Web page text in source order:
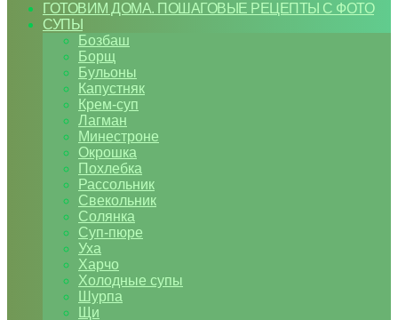
ГОТОВИМ ДОМА. ПОШАГОВЫЕ РЕЦЕПТЫ С ФОТО
СУПЫ
Бозбаш
Борщ
Бульоны
Капустняк
Крем-суп
Лагман
Минестроне
Окрошка
Похлебка
Рассольник
Свекольник
Солянка
Суп-пюре
Уха
Харчо
Холодные супы
Шурпа
Щи